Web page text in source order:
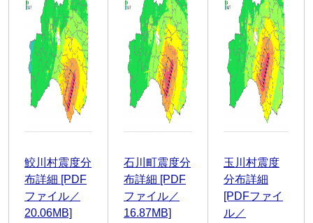
鮫川村震度分
布詳細 [PDF
ファイル／
20.06MB]
石川町震度分
布詳細 [PDF
ファイル／
16.87MB]
玉川村震度
分布詳細
[PDFファイ
ル／